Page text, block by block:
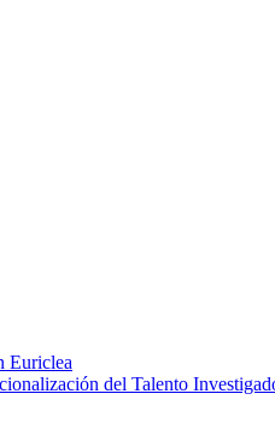
Euriclea
del Talento